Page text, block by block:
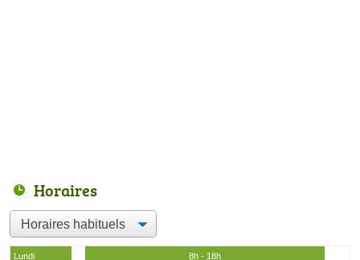
Horaires
Lundi
8h - 18h